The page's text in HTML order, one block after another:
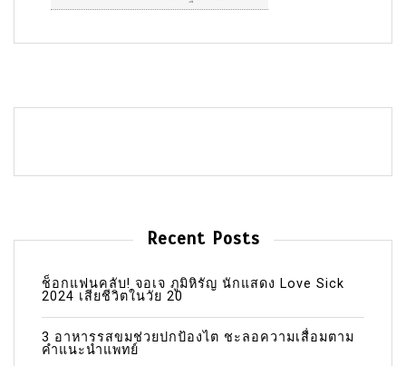
Recent Posts
ช็อกแฟนคลับ! จอเจ ภูมิหิรัญ นักแสดง Love Sick
2024 เสียชีวิตในวัย 20
3 อาหารรสขมช่วยปกป้องไต ชะลอความเสื่อมตาม
คำแนะนำแพทย์